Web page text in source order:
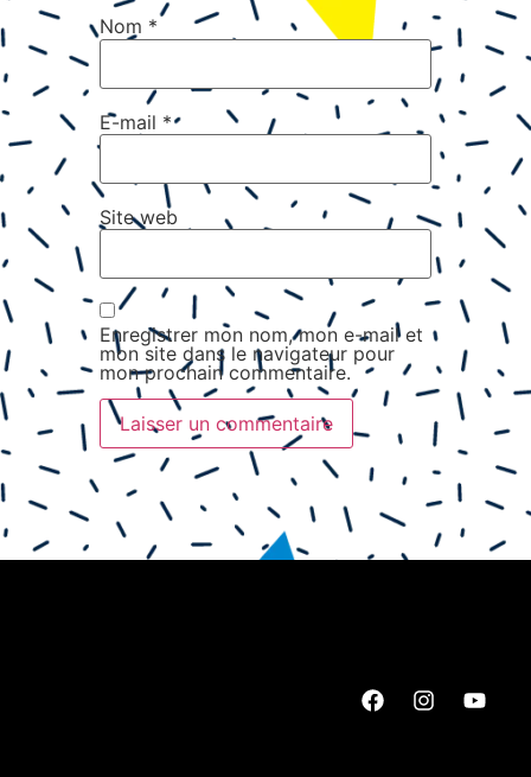
Nom *
E-mail *
Site web
Enregistrer mon nom, mon e-mail et
mon site dans le navigateur pour
mon prochain commentaire.